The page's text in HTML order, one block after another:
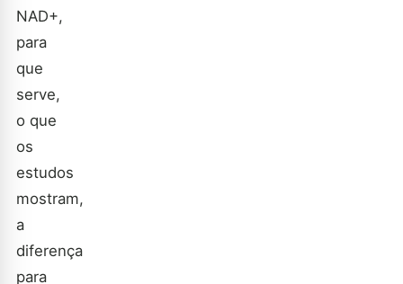
NAD+,
para
que
serve,
o que
os
estudos
mostram,
a
diferença
para